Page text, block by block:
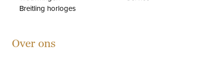
Breitling horloges
Over ons